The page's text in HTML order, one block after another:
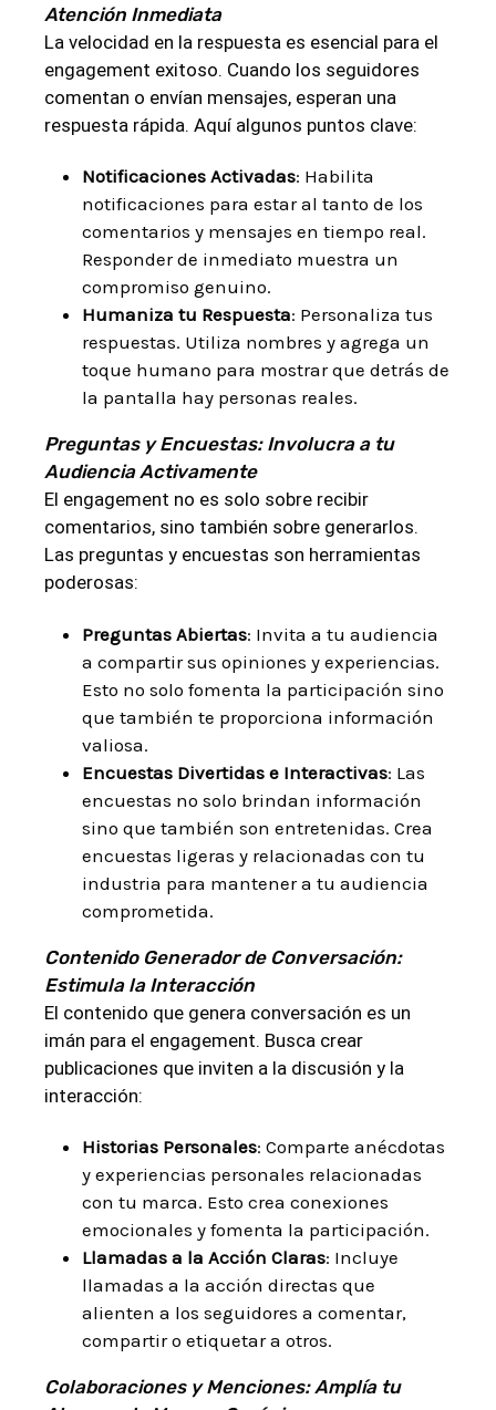
Atención Inmediata
La velocidad en la respuesta es esencial para el
engagement exitoso. Cuando los seguidores
comentan o envían mensajes, esperan una
respuesta rápida. Aquí algunos puntos clave:
Notificaciones Activadas: Habilita
notificaciones para estar al tanto de los
comentarios y mensajes en tiempo real.
Responder de inmediato muestra un
compromiso genuino.
Humaniza tu Respuesta: Personaliza tus
respuestas. Utiliza nombres y agrega un
toque humano para mostrar que detrás de
la pantalla hay personas reales.
Preguntas y Encuestas: Involucra a tu
Audiencia Activamente
El engagement no es solo sobre recibir
comentarios, sino también sobre generarlos.
Las preguntas y encuestas son herramientas
poderosas:
Preguntas Abiertas: Invita a tu audiencia
a compartir sus opiniones y experiencias.
Esto no solo fomenta la participación sino
que también te proporciona información
valiosa.
Encuestas Divertidas e Interactivas: Las
encuestas no solo brindan información
sino que también son entretenidas. Crea
encuestas ligeras y relacionadas con tu
industria para mantener a tu audiencia
comprometida.
Contenido Generador de Conversación:
Estimula la Interacción
El contenido que genera conversación es un
imán para el engagement. Busca crear
publicaciones que inviten a la discusión y la
interacción:
Historias Personales: Comparte anécdotas
y experiencias personales relacionadas
con tu marca. Esto crea conexiones
emocionales y fomenta la participación.
Llamadas a la Acción Claras: Incluye
llamadas a la acción directas que
alienten a los seguidores a comentar,
compartir o etiquetar a otros.
Colaboraciones y Menciones: Amplía tu